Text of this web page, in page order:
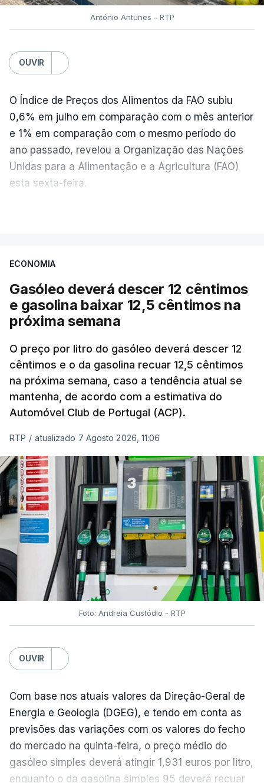
António Antunes - RTP
OUVIR
O Índice de Preços dos Alimentos da FAO subiu
0,6% em julho em comparação com o mês anterior
e 1% em comparação com o mesmo período do
ano passado, revelou a Organização das Nações
Unidas para a Alimentação e a Agricultura (FAO)
esta sexta-feira.
com ondas de calor no Verão e conflitos na
Ucrânia e no Médio Oriente a elevar os
custos das colheitas.
O índice, que acompanha as variações mensais
de um cabaz de produtos alimentares
comercializados internacionalmente, subiu para
131,1 pontos em julho, face aos 130,3 de junho.
O aumento dos preços dos alimentos básicos
nas prateleiras nos meses seguintes, à medida
que os fornecedores repercutem os seus
custos nos consumidores.
Em julho, o aumento esteve associado aos preços
do açúcar (+5,6%), dos cereais (+3,4%) e dos
óleos vegetais (+2%).
Estes aumentos foram "parcialmente
compensados por quedas" nos preços das "carnes
e dos produtos lácteos", segundo a FAO.
Os preços do açúcar dispararam no mês passado
devido às preocupações com os efeitos das ondas
fenómeno El Niño na produção asiática, observou a
FAO. No entanto, o índice mantém-se 8% abaixo do
registado no ano passado.
A onda de calor que atingiu a Europa em
ECONOMIA
Gasóleo deverá descer 12 cêntimos
e gasolina baixar 12,5 cêntimos na
próxima semana
O preço por litro do gasóleo deverá descer 12
cêntimos e o da gasolina recuar 12,5 cêntimos
na próxima semana, caso a tendência atual se
mantenha, de acordo com a estimativa do
Automóvel Club de Portugal (ACP).
RTP / atualizado 7 Agosto 2026, 11:06
Foto: Andreia Custódio - RTP
OUVIR
Com base nos atuais valores da Direção-Geral de
Energia e Geologia (DGEG), e tendo em conta as
previsões das variações com os valores do fecho
do mercado na quinta-feira, o preço médio do
gasóleo simples deverá atingir 1,931 euros por litro,
enquanto o da gasolina simples 95 deverá recuar